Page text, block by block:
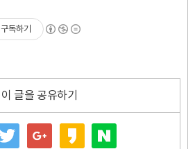
구독하기
이 글을 공유하기